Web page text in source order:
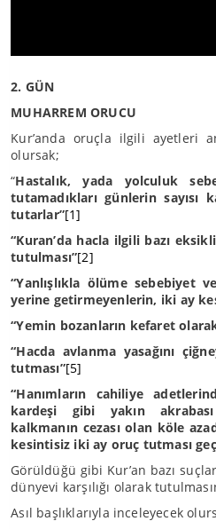
2. GÜN
MUHARREM ORUCU
Kur’anda oruçla ilgili ayetleri
olursak;
“Hastalık, yada yolculuk
tutamadıkları günlerin
tutarlar”[1]
“Kuran’da hacla ilgili bazı
tutulması”[2]
“Yanlışlıkla ölüme sebebiyet
yerine getirmeyenlerin, iki ay
“Yemin bozanların kefaret
“Hacda avlanma yasağını
tutması”[5]
“Hanımların cahiliye
kardeşi gibi yakın
kalkmanın cezası olan köle
kesintisiz iki ay oruç tutması
Görüldüğü gibi Kur’an bazı
dünyevi karşılığı olarak
Asıl başlıklarıyla inceleyecek